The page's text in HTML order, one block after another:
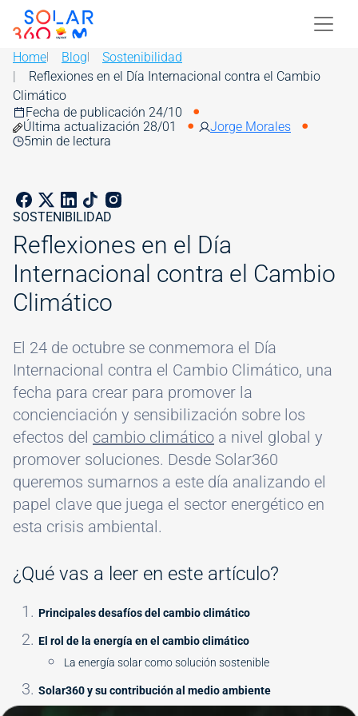
Skip to main content
Image
Home Blog
Sostenibilidad
Reflexiones en el Día Internacional contra el Cambio
Climático
Fecha de publicación 24/10
Última actualización 28/01
Jorge Morales
5min de lectura
SOSTENIBILIDAD
Reflexiones en el Día
Internacional contra el Cambio
Climático
El 24 de octubre se conmemora el Día
Internacional contra el Cambio Climático, una
fecha para crear para promover la
concienciación y sensibilización sobre los
efectos del cambio climático a nivel global y
promover soluciones. Desde Solar360
queremos sumarnos a este día analizando el
papel clave que juega el sector energético en
esta crisis ambiental.
¿Qué vas a leer en este artículo?
Principales desafíos del cambio climático
El rol de la energía en el cambio climático
La energía solar como solución sostenible
Solar360 y su contribución al medio ambiente